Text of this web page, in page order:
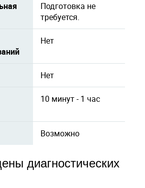
Подготовка не
требуется.
Нет
Нет
10 минут - 1 час
Возможно
диагностических